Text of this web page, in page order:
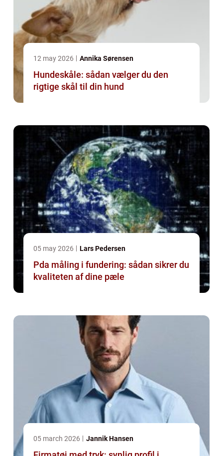
12 may 2026 Annika Sørensen
Hundeskåle: sådan vælger du den
rigtige skål til din hund
05 may 2026 Lars Pedersen
Pda måling i fundering: sådan sikrer du
kvaliteten af dine pæle
05 march 2026 Jannik Hansen